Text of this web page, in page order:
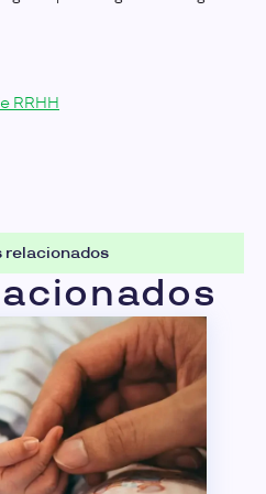
RRHH
relacionados